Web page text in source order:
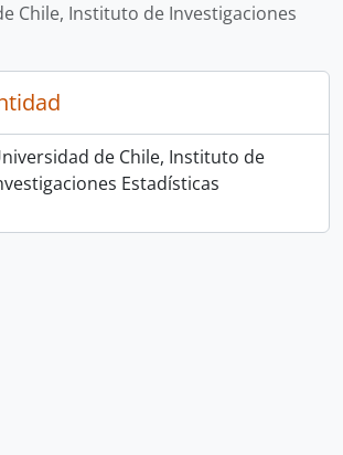
Chile, Instituto de Investigaciones
de Chile, Instituto de
Estadísticas